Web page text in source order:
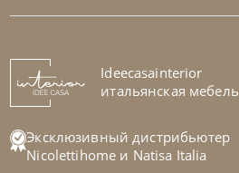
Диван Royal
На заказ 45-90 дн
Ideecasainterior
итальянская мебель
Эксклюзивный дистрибьютер
Nicolettihome и Natisa Italia